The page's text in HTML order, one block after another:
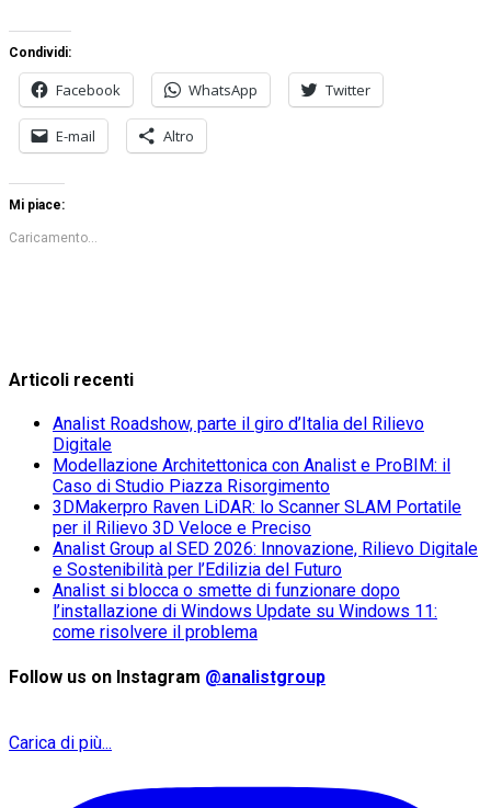
Condividi:
Facebook WhatsApp Twitter
E-mail Altro
Mi piace:
Caricamento...
Articoli recenti
Analist Roadshow, parte il giro d’Italia del Rilievo
Digitale
Modellazione Architettonica con Analist e ProBIM: il
Caso di Studio Piazza Risorgimento
3DMakerpro Raven LiDAR: lo Scanner SLAM Portatile
per il Rilievo 3D Veloce e Preciso
Analist Group al SED 2026: Innovazione, Rilievo Digitale
e Sostenibilità per l’Edilizia del Futuro
Analist si blocca o smette di funzionare dopo
l’installazione di Windows Update su Windows 11:
come risolvere il problema
Follow us on Instagram @analistgroup
Carica di più...